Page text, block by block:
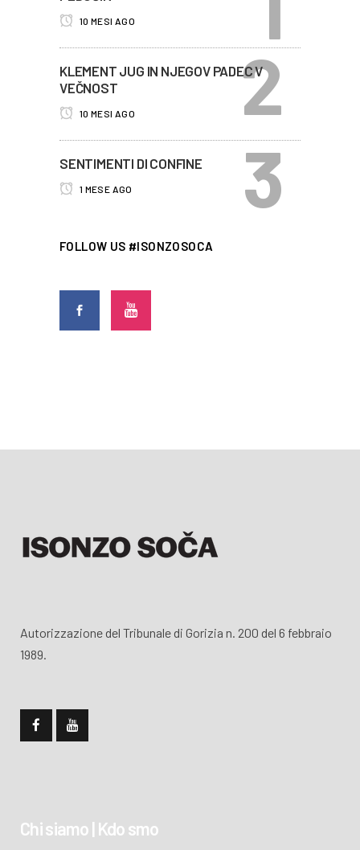
10 MESI AGO
KLEMENT JUG IN NJEGOV PADEC V
VEČNOST
10 MESI AGO
SENTIMENTI DI CONFINE
1 MESE AGO
FOLLOW US #ISONZOSOCA
Autorizzazione del Tribunale di Gorizia n. 200 del 6 febbraio
1989.
Chi siamo | Kdo smo